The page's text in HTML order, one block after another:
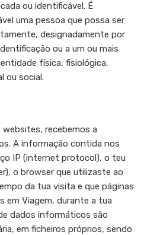
ou identificável. É
uma pessoa que possa ser
designadamente por
ou a um ou mais
física, fisiológica,
ou social.
recebemos a
A informação contida nos
IP (internet protocol), o teu
o browser que utilizaste ao
da tua visita e que páginas
em Viagem, durante a tua
dados informáticos são
em ficheiros próprios, sendo